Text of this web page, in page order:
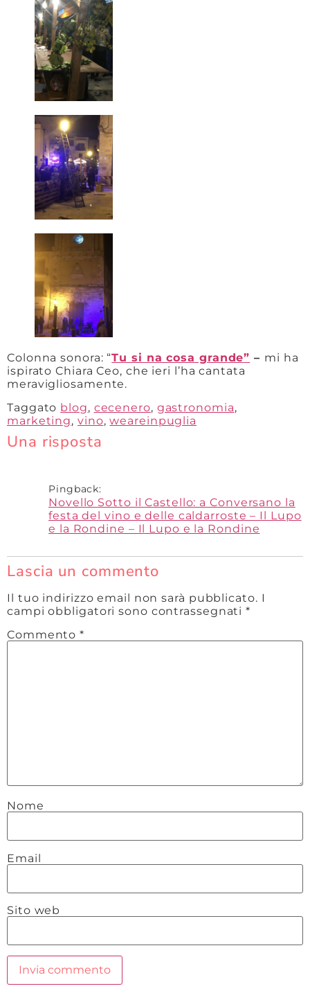
Colonna sonora: “Tu si na cosa grande” – mi ha
ispirato Chiara Ceo, che ieri l’ha cantata
meravigliosamente.
Taggato blog, cecenero, gastronomia,
marketing, vino,weareinpuglia
Una risposta
Pingback:
Novello Sotto il Castello: a Conversano la
festa del vino e delle caldarroste – Il Lupo
e la Rondine – Il Lupo e la Rondine
Lascia un commento
Il tuo indirizzo email non sarà pubblicato. I
campi obbligatori sono contrassegnati*
Commento*
Nome
Email
Sito web